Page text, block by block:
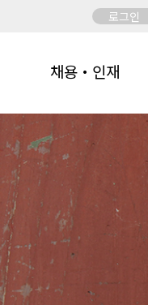
로그인
채용・인재